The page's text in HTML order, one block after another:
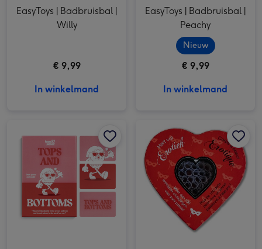
EasyToys | Badbruisbal |
Willy
€ 9,99
In winkelmand
EasyToys | Badbruisbal |
Peachy
Nieuw
€ 9,99
In winkelmand